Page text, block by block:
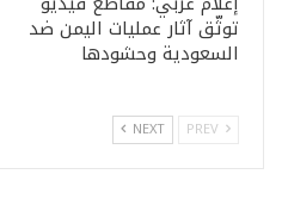
توثّق آثار عمليات اليمن ضد
السعودية وحشودها
NEXT